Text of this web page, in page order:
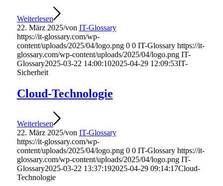
Weiterlesen
22. März 2025/von IT-Glossary
https://it-glossary.com/wp-
content/uploads/2025/04/logo.png 0 0 IT-Glossary https://it-
glossary.com/wp-content/uploads/2025/04/logo.png IT-
Glossary2025-03-22 14:00:102025-04-29 12:09:53IT-
Sicherheit
Cloud-Technologie
Weiterlesen
22. März 2025/von IT-Glossary
https://it-glossary.com/wp-
content/uploads/2025/04/logo.png 0 0 IT-Glossary https://it-
glossary.com/wp-content/uploads/2025/04/logo.png IT-
Glossary2025-03-22 13:37:192025-04-29 09:14:17Cloud-
Technologie